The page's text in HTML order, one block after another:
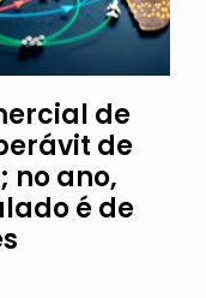
de
de
no ano,
é de